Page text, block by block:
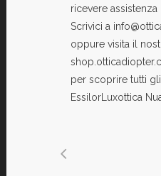
ricevere
Scrivici a
oppure visita il
per scoprire tutti
EssilorLuxottica